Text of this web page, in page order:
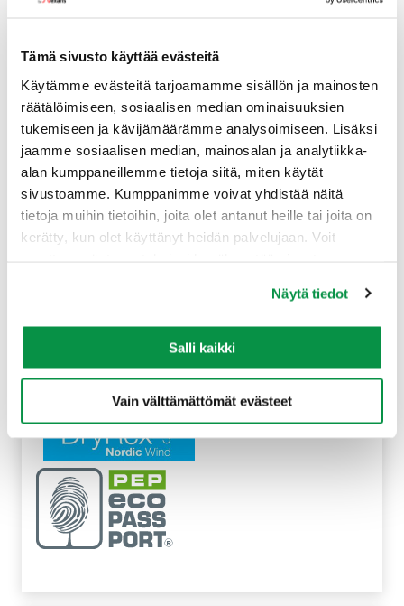
Tämä sivusto käyttää evästeitä
Käytämme evästeitä tarjoamamme sisällön ja mainosten
räätälöimiseen, sosiaalisen median ominaisuuksien
tukemiseen ja kävijämäärämme analysoimiseen. Lisäksi
jaamme sosiaalisen median, mainosalan ja analytiikka-
alan kumppaneillemme tietoja siitä, miten käytät
sivustoamme. Kumppanimme voivat yhdistää näitä
tietoja muihin tietoihin, joita olet antanut heille tai joita on
kerätty, kun olet käyttänyt heidän palvelujaan. Voit
Näytä tiedot
Salli kaikki
Vain välttämättömät evästeet
DryRex Nordic Wind -kaapelit ovat suunniteltu
kiinteään ulkoasennukseen, erityisesti 36 kV
tuulipuistokaapelointiin. Voidaan asentaa
suoraan maahan myös auraamalla. Pitkittäin ja
poikittain vesitiivis kaapeli, joka soveltuu myös
tehtävä kansallisten asetusten ja määräysten
palosuojaamaton. Kaapelia ei ole CPR